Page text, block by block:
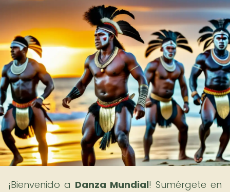
¡Bienvenido a Danza Mundial! Sumérgete en